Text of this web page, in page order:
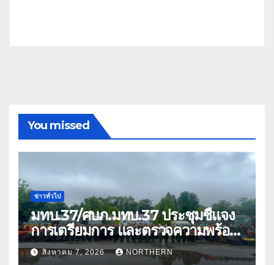
You missed
ข่าวทั่วไป
มทบ.37/ศบภ.มทบ.37 ประชุมชี้แจง
การเตรียมการ และตรวจความพร้อม
ด้านการบรรเทาสาธารณภัย
สิงหาคม 7, 2026 NORTHERN